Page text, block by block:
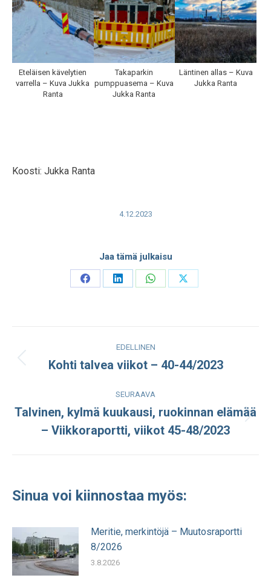
Eteläisen kävelytien
varrella – Kuva Jukka
Ranta
Takaparkin
pumppuasema – Kuva
Jukka Ranta
Läntinen allas – Kuva
Jukka Ranta
Koosti: Jukka Ranta
4.12.2023
Jaa tämä julkaisu
Share
Share
Share
Share
navigation
EDELLINEN
Edellinen
Kohti talvea viikot – 40-44/2023
SEURAAVA
Seuraava
julkaisu:
Talvinen, kylmä kuukausi, ruokinnan elämää
– Viikkoraportti, viikot 45-48/2023
Sinua voi kiinnostaa myös:
Meritie, merkintöjä – Muutosraportti
8/2026
3.8.2026